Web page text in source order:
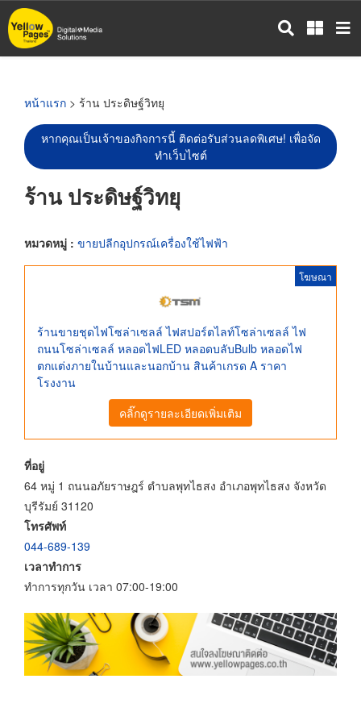
ข้าม
ไป
หน้าแรก > ร้าน ประดิษฐ์วิทยุ
หากคุณเป็นเจ้าของกิจการนี้ ติดต่อรับส่วนลดพิเศษ! เพื่อจัด
ทำเว็บไซต์
ร้าน ประดิษฐ์วิทยุ
หมวดหมู่ : ขายปลีกอุปกรณ์เครื่องใช้ไฟฟ้า
โฆษณา
ร้านขายชุดไฟโซล่าเซลล์ ไฟสปอร์ตไลท์โซล่าเซลล์ ไฟ
ถนนโซล่าเซลล์ หลอดไฟLED หลอดบลับBulb หลอดไฟ
ตกแต่งภายในบ้านและนอกบ้าน สินค้าเกรด A ราคา
โรงงาน
คลิ๊กดูรายละเอียดเพิ่มเติม
ที่อยู่
64 หมู่ 1 ถนนอภัยราษฎร์ ตำบลพุทไธสง อำเภอพุทไธสง จังหวัด
บุรีรัมย์ 31120
โทรศัพท์
044-689-139
เวลาทำการ
ทำการทุกวัน เวลา 07:00-19:00